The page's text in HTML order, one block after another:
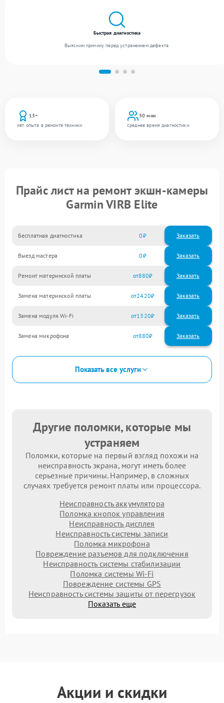
13+
лет опыта в ремонте техники
30 мин
среднее время диагностики
Быстрая диагностика
Выясним причину перед устранением дефекта.
Прайс лист на ремонт экшн-камеры
Garmin VIRB Elite
Бесплатная диагностика 0 Заказать
Выезд мастера 0 Заказать
Ремонт материнской платы 880
Замена материнской платы 2420
Замена модуля Wi-Fi 1320
Замена микрофона 880
Показать все услуги
Другие поломки, которые мы
устраняем
Поломки, которые на первый взгляд похожи на
неисправность экрана, могут иметь более
серьезные причины. Например, в сложных
случаях требуется ремонт платы или процессора.
Неисправность аккумулятора
Поломка кнопок управления
Неисправность дисплея
Неисправность системы записи
Поломка микрофона
Повреждение разъемов для подключения
Неисправность системы стабилизации
Поломка системы Wi-Fi
Повреждение системы GPS
Неисправность системы защиты от перегрузок
Показать еще
Акции и скидки